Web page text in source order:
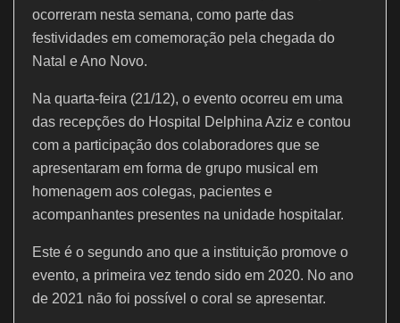
ocorreram nesta semana, como parte das
festividades em comemoração pela chegada do
Natal e Ano Novo.
Na quarta-feira (21/12), o evento ocorreu em uma
das recepções do Hospital Delphina Aziz e contou
com a participação dos colaboradores que se
apresentaram em forma de grupo musical em
homenagem aos colegas, pacientes e
acompanhantes presentes na unidade hospitalar.
Este é o segundo ano que a instituição promove o
evento, a primeira vez tendo sido em 2020. No ano
de 2021 não foi possível o coral se apresentar.